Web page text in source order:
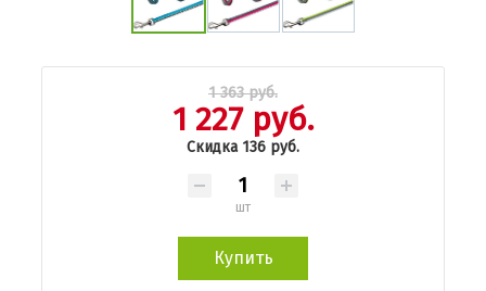
1 363 руб.
1 227 руб.
Скидка 136 руб.
шт
Купить